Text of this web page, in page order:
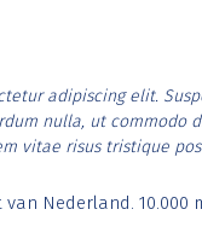
adipiscing elit.
nulla, ut commodo
vitae risus tristique
Nederland. 10.000